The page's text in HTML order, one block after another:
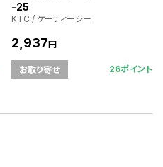
-25
KTC / ケーティーシー
2,937円
お取り寄せ 26ポイント